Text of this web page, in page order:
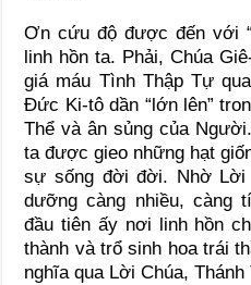
Ơn cứu độ được đến với “
linh hồn ta. Phải, Chúa
giá máu Tình Thập Tự
Đức Ki-tô dần “lớn lên”
Thể và ân sủng của
ta được gieo những hạt
sự sống đời đời. Nhờ Lời
dưỡng càng nhiều, càng
đầu tiên ấy nơi linh hồn
thành và trổ sinh hoa trái
nghĩa qua Lời Chúa,